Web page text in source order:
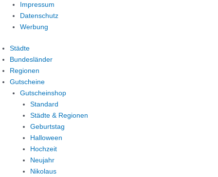
Impressum
Datenschutz
Werbung
Städte
Bundesländer
Regionen
Gutscheine
Gutscheinshop
Standard
Städte & Regionen
Geburtstag
Halloween
Hochzeit
Neujahr
Nikolaus